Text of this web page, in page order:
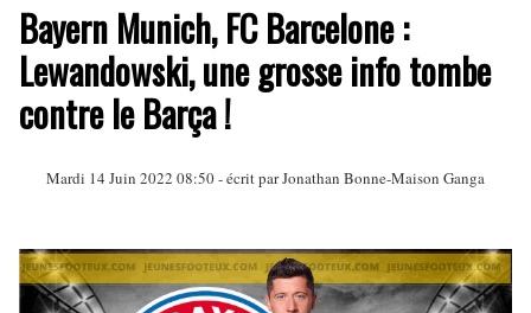
Bayern Munich, FC Barcelone :
Lewandowski, une grosse info tombe
contre le Barça !
Mardi 14 Juin 2022 08:50 - écrit parJonathan Bonne-Maison Ganga